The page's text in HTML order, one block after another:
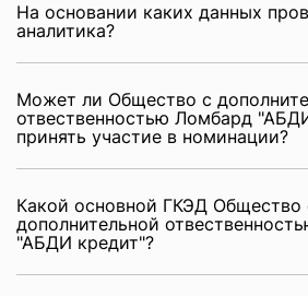
На основании каких данных
аналитика?
Может ли Общество с
отвественностью Ломбард
принять участие в номинации?
Какой основной ГКЭД Общество
дополнительной
"АБДИ кредит"?